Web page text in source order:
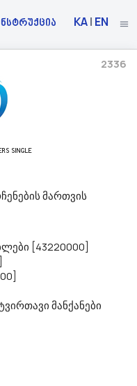
KA| EN
Საჯარო Სკოლა Აცხადებს
01/06/2026
წლის წლიური გეგმის
სკოლისათვისს მისაღები
განსაზღვრისათვის,
,
სააგენტო“
SINGLE
მართვის
[43220000]
მანქანები
2336